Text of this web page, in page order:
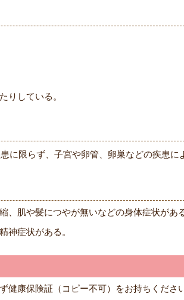
りしている。
に限らず、子宮や卵管、卵巣などの疾患に
、肌や髪につやが無いなどの身体症状がある
神症状がある。
健康保険証（コピー不可）をお持ちください